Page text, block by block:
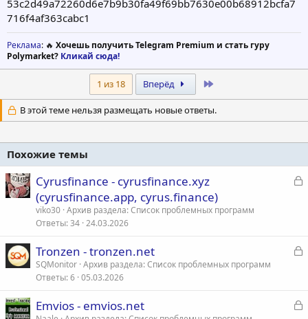
53c2d49a72260d6e7b9b30fa49f69bb7630e00b68912bcfa7
716f4af363cabc1
Реклама: 🔥 Хочешь получить Telegram Premium и стать гуру
Polymarket? Кликай сюда!
1 из 18 Вперёд
В этой теме нельзя размещать новые ответы.
Похожие темы
З
т
Сyrusfinance - cyrusfinance.xyz
(cyrusfinance.app, cyrus.finance)
viko30 Архив раздела: Список проблемных программ
Ответы 34 24.03.2026
З
Tronzen - tronzen.net
SQMonitor Архив раздела: Список проблемных программ
Ответы 6 05.03.2026
З
Emvios - emvios.net